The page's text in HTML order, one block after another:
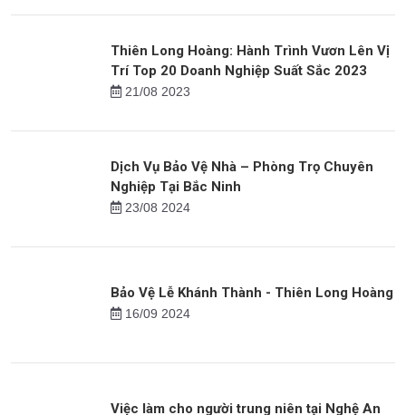
Dịch Vụ Bảo Vệ Mục Tiêu Di động Chuyên
nghiệp Của Thiên Long Hoàng
Thiên Long Hoàng: Hành Trình Vươn Lên Vị
Trí Top 20 Doanh Nghiệp Suất Sắc 2023
Dịch Vụ Bảo Vệ Nhà – Phòng Trọ Chuyên
Nghiệp Tại Bắc Ninh